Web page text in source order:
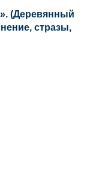
(Деревянный
стразы,